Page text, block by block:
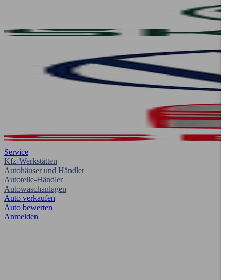
Service
Kfz-Werkstätten
Autohäuser und Händler
Autoteile-Händler
Autowaschanlagen
Auto verkaufen
Auto bewerten
Anmelden